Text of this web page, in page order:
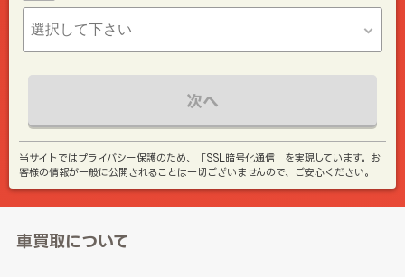
次へ
当サイトではプライバシー保護のため、「SSL暗号化通信」を実現しています。お
客様の情報が一般に公開されることは一切ございませんので、ご安心ください。
車買取について